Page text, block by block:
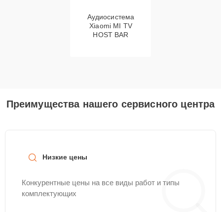
Аудиосистема
Xiaomi MI TV
HOST BAR
Преимущества нашего сервисного центра
Низкие цены
Конкурентные цены на все виды работ и типы
комплектующих